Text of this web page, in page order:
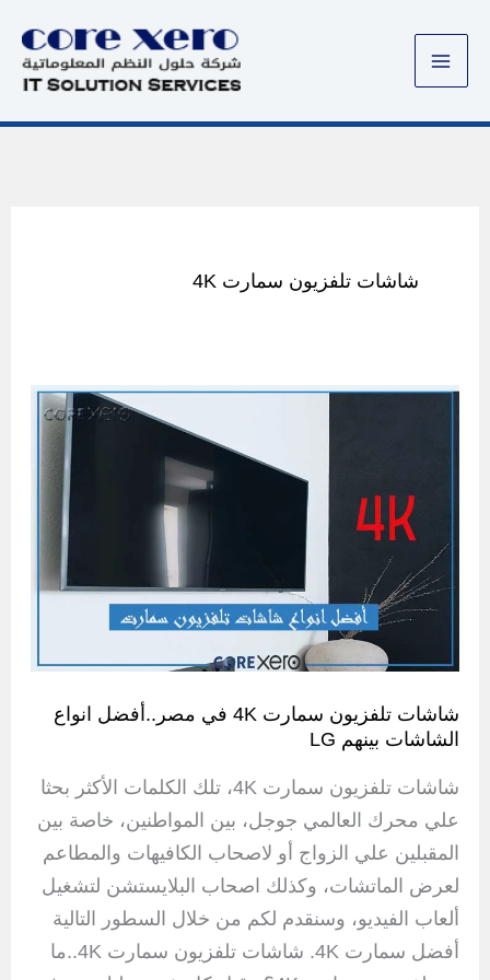
المحتوى
شاشات تلفزيون سمارت 4K
شاشات تلفزيون سمارت 4K في مصر..أفضل انواع
الشاشات بينهم LG
شاشات تلفزيون سمارت 4K، تلك الكلمات الأكثر بحثا
علي محرك العالمي جوجل، بين المواطنين، خاصة بين
المقبلين علي الزواج أو لاصحاب الكافيهات والمطاعم
لعرض الماتشات، وكذلك اصحاب البلايستشن لتشغيل
ألعاب الفيديو، وسنقدم لكم من خلال السطور التالية
أفضل سمارت 4K. شاشات تلفزيون سمارت 4K..ما